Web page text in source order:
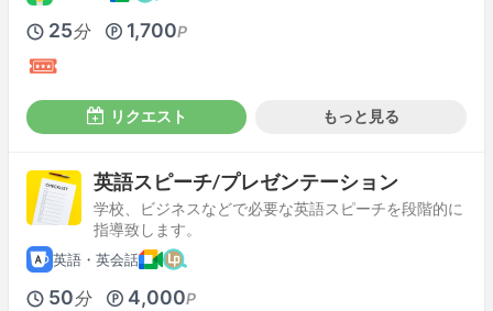
25分 1,700P
リクエスト もっと見る
英語スピーチ/プレゼンテーション
学校、ビジネスなどで必要な英語スピーチを段階的に
指導致します。
英語・英会話
50分 4,000P